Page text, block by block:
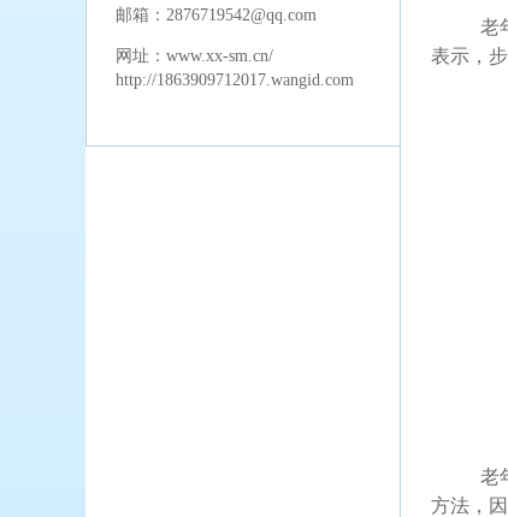
邮箱：2876719542@qq.com
网址： www.xx-sm.cn/
http://1863909712017.wangid.com
老
表示，
老
方法，